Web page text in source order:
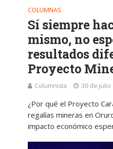
COLUMNAS
Sí siempre
mismo, no
resultados
Proyecto
Columnista 30 de julio
¿Por qué el Proyecto
regalías mineras en
impacto económico